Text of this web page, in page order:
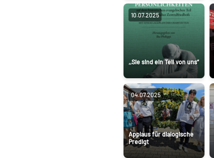
10.07.2025
,,Sie sind ein Teil von uns“
04.07.2025
Applaus für dialogische
Predigt